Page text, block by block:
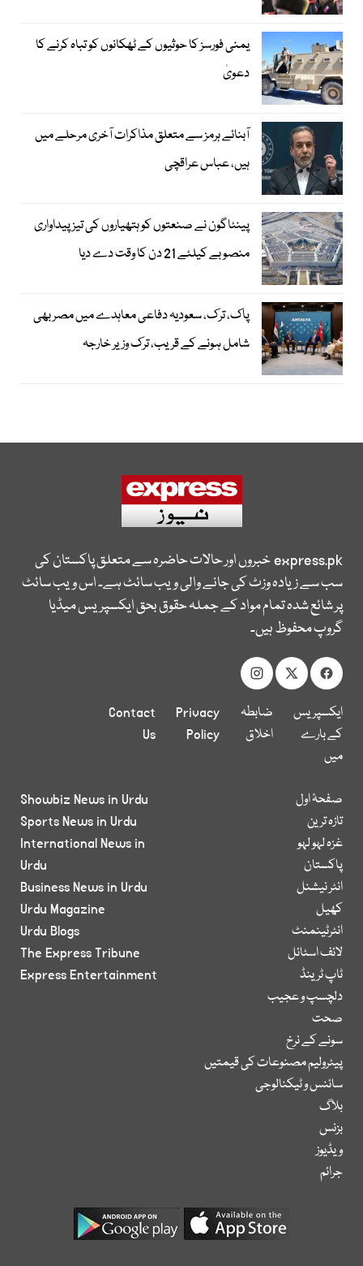
یمنی فورسز کا حوثیوں کے ٹھکانوں کو تباہ کرنے کا
دعویٰ
آبنائے ہرمز سے متعلق مذاکرات آخری مرحلے میں
ہیں، عباس عراقچی
پینٹاگون نے صنعتوں کو ہتھیاروں کی تیز پیداواری
منصوبے کیلئے 21 دن کا وقت دے دیا
پاک، ترک، سعودیہ دفاعی معاہدے میں مصر بھی
شامل ہونے کے قریب، ترک وزیر خارجہ
express.pkخبروں اور حالات حاضرہ سے متعلق پاکستان کی
سب سے زیادہ وزٹ کی جانے والی ویب سائٹ ہے۔ اس ویب سائٹ
پر شائع شدہ تمام مواد کے جملہ حقوق بحق ایکسپریس میڈیا
گروپ محفوظ ہیں۔
ایکسپریس
کے بارے
میں
ضابطہ
اخلاق
Privacy
Policy
Contact
Us
صفحۂ اول
تازہ ترین
غزہ لہو لہو
پاکستان
انٹر نیشنل
کھیل
انٹرٹینمنٹ
لائف اسٹائل
ٹاپ ٹرینڈ
دلچسپ و عجیب
صحت
سونے کے نرخ
پیٹرولیم مصنوعات کی قیمتیں
سائنس و ٹیکنالوجی
بلاگ
بزنس
ویڈیوز
جرائم
Showbiz News in Urdu
Sports News in Urdu
International News in
Urdu
Business News in Urdu
Urdu Magazine
Urdu Blogs
The Express Tribune
Express Entertainment